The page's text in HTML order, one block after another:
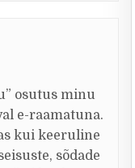
osutus minu
e-raamatuna.
kui keeruline
sõdade